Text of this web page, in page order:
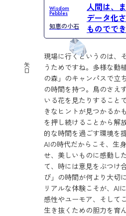
Wisdom
Pebbles
知恵の小石
人間は、
データ化
ものでで
矢
口
現場に行くというのは、
うためですね。多様な動
の森」のキャンパスで立
の時間を持つ。鳥のさえ
いる花を見たりすること
きなヒントが見つかるか
を押し続けることから解
的な時間を過ごす環境を
AIの時代だからこそ、生
せ、美しいものに感動し
て、時には意見をぶつけ
び」の時間が何より大切
リアルな体験こそが、AI
感性やユーモア、そして
生き抜くための胆力を育